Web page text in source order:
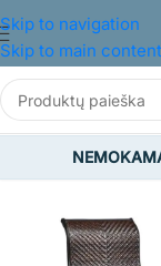
Skip to navigation
Skip to main content
SODAS/